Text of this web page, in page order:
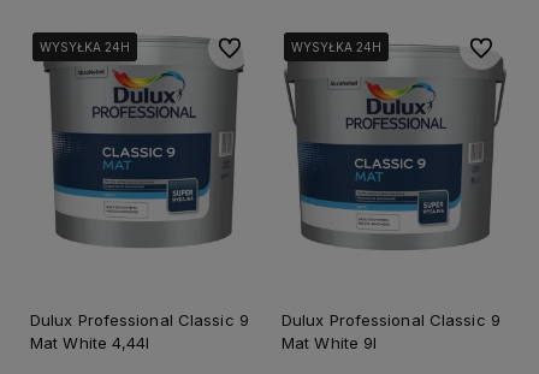
WYSYŁKA 24H
WYSYŁKA 24H
WYSYŁKA 24H
Dulux Professional Classic 9
Mat White 4,44l
Do ulubionychWYSYŁKA 24H
WYSYŁKA 24H
WYSYŁKA 24H
Dulux Professional Classic 9
Mat White 9l
Do